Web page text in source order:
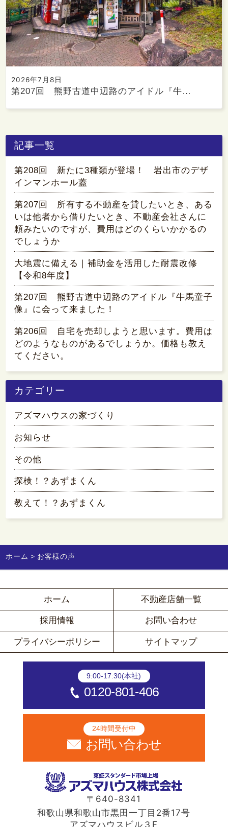
2026年7月8日
第207回 熊野古道中辺路のアイドル『牛…
記事一覧
第208回 新たに3種類が登場！ 岩出市のデザ
インマンホール蓋
第207回 所有する不動産を貸したいとき、ある
いは他者から借りたいとき、不動産会社さんに
頼みたいのですが、費用はどのくらいかかるの
でしょうか
大地震に備える｜補助金を活用した耐震改修
【令和8年度】
第207回 熊野古道中辺路のアイドル『牛馬童子
像』に会って来ました！
第206回 自宅を売却しようと思います。費用は
どのようなものがあるでしょうか。価格も教え
てください。
カテゴリー
アズマハウスの家づくり
お知らせ
その他
探検！？あずまくん
教えて！？あずまくん
ホーム お客様の声
ホーム 不動産店舗一覧
採用情報 お問い合わせ
プライバシーポリシー サイトマップ
9:00-17:30(本社)
0120-801-406
24時間受付中
お問い合わせ
〒640-8341
和歌山県和歌山市黒田一丁目2番17号
アズマハウスビル３F